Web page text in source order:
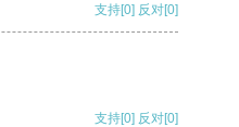
支持[0] 反对[0]
支持[0] 反对[0]